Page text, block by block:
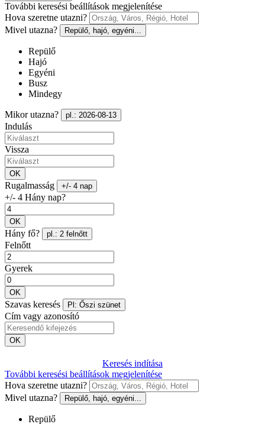
További keresési beállítások megjelenítése
Hova szeretne utazni?
Mivel utazna?
Repülő, hajó, egyéni...
Repülő
Hajó
Egyéni
Busz
Mindegy
Mikor utazna? pl.: 2026-08-13
Indulás
Vissza
OK
Rugalmasság +/- 4 nap
+/- 4 Hány nap?
OK
Hány fő? pl.: 2 felnőtt
Felnőtt
Gyerek
OK
Szavas keresés Pl: Őszi szünet
Cím vagy azonosító
OK
Keresés indítása
További keresési beállítások megjelenítése
Hova szeretne utazni?
Mivel utazna?
Repülő, hajó, egyéni...
Repülő